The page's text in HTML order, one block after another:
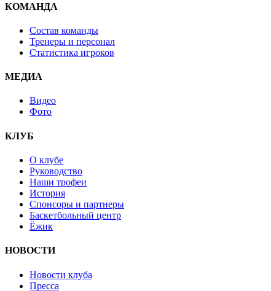
КОМАНДА
Состав команды
Тренеры и персонал
Статистика игроков
МЕДИА
Видео
Фото
КЛУБ
О клубе
Руководство
Наши трофеи
История
Спонсоры и партнеры
Баскетбольный центр
Ёжик
НОВОСТИ
Новости клуба
Пресса